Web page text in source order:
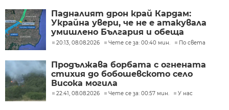
Падналият дрон край Кардам:
Украйна увери, че не е атакувала
умишлено България и обеща
разследване
20:13, 08.08.2026 Чете се за: 00:40 мин. По света
Продължава борбата с огнената
стихия до бобошевското село
Висока могила
22:41, 08.08.2026 Чете се за: 00:57 мин. У нас